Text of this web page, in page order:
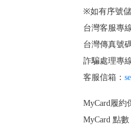
※如有序號儲
台灣客服專
台灣傳真號
詐騙處理專
客服信箱：
MyCard履約
MyCard 點